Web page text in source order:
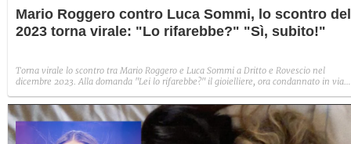
Mario Roggero contro Luca Sommi, lo scontro del
2023 torna virale: "Lo rifarebbe?" "Sì, subito!"
Torna virale lo scontro tra Mario Roggero e Luca Sommi a Dritto e Rovescio nel
dicembre 2023. Alla domanda "Lei lo rifarebbe?" il gioielliere, ora condannato in via